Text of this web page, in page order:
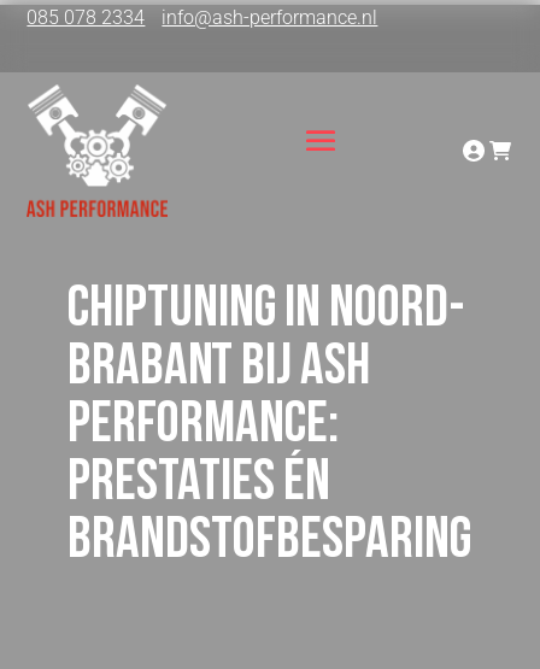
085 078 2334 info@ash-performance.nl
Chiptuning in Noord-
Brabant bij ASH
Performance:
prestaties én
brandstofbesparing